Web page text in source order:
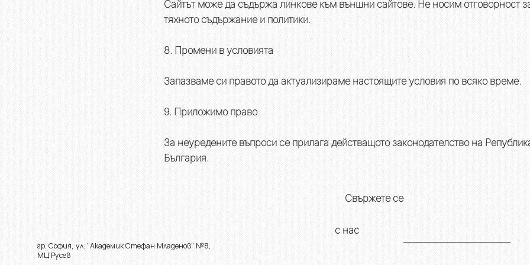
Сайтът може да съдържа линкове към външни сайтове. Не носим отговорност
тяхното съдържание и политики.
8. Промени в условията
Запазваме си правото да актуализираме настоящите условия по всяко време.
9. Приложимо право
За неуредените въпроси се прилага действащото законодателство на
България.
Свържете се
с нас
гр. София, ул. "Академик Стефан Младенов" №8,
МЦ Русев